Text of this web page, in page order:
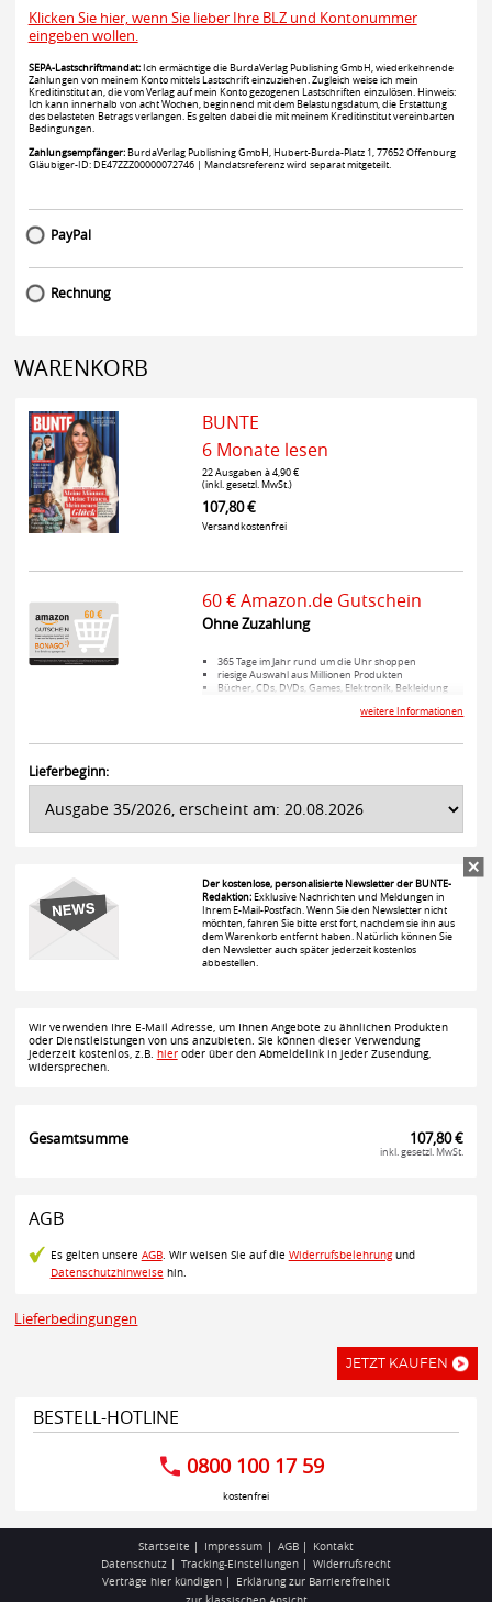
Klicken Sie hier, wenn Sie lieber Ihre BLZ und Kontonummer
eingeben wollen.
SEPA-Lastschriftmandat:Ich ermächtige die BurdaVerlag Publishing GmbH, wiederkehrende
Zahlungen von meinem Konto mittels Lastschrift einzuziehen. Zugleich weise ich mein
Kreditinstitut an, die vom Verlag auf mein Konto gezogenen Lastschriften einzulösen. Hinweis:
Ich kann innerhalb von acht Wochen, beginnend mit dem Belastungsdatum, die Erstattung
des belasteten Betrags verlangen. Es gelten dabei die mit meinem Kreditinstitut vereinbarten
Bedingungen.
Zahlungsempfänger:BurdaVerlag Publishing GmbH, Hubert-Burda-Platz 1, 77652 Offenburg
Gläubiger-ID: DE47ZZZ00000072746 | Mandatsreferenz wird separat mitgeteilt.
PayPal
Rechnung
WARENKORB
BUNTE
6 Monate lesen
22 Ausgaben à 4,90 €
(inkl. gesetzl. MwSt.)
107,80 €
Versandkostenfrei
60 € Amazon.de Gutschein
Ohne Zuzahlung
365 Tage im Jahr rund um die Uhr shoppen
riesige Auswahl aus Millionen Produkten
Bücher, CDs, DVDs, Games, Elektronik, Bekleidung
unterwww.amazon.de/einloesen.
weitere Informationen
Lieferbeginn:
Der kostenlose, personalisierte Newsletter der BUNTE-
Redaktion:Exklusive Nachrichten und Meldungen in
Ihrem E-Mail-Postfach. Wenn Sie den Newsletter nicht
möchten, fahren Sie bitte erst fort, nachdem sie ihn aus
dem Warenkorb entfernt haben. Natürlich können Sie
den Newsletter auch später jederzeit kostenlos
abbestellen.
Wir verwenden Ihre E-Mail Adresse, um Ihnen Angebote zu ähnlichen Produkten
oder Dienstleistungen von uns anzubieten. Sie können dieser Verwendung
jederzeit kostenlos, z.B. hieroder über den Abmeldelink in jeder Zusendung,
widersprechen.
Gesamtsumme 107,80 €
inkl. gesetzl. MwSt.
AGB
Es gelten unsere AGB. Wir weisen Sie auf die Widerrufsbelehrungund
Datenschutzhinweise hin.
Lieferbedingungen
JETZT KAUFEN
BESTELL-HOTLINE
0800 100 17 59
kostenfrei
Startseite Impressum AGB
Kontakt
Datenschutz
Tracking-Einstellungen
Widerrufsrecht
Verträge hier kündigen
Erklärung zur Barrierefreiheit